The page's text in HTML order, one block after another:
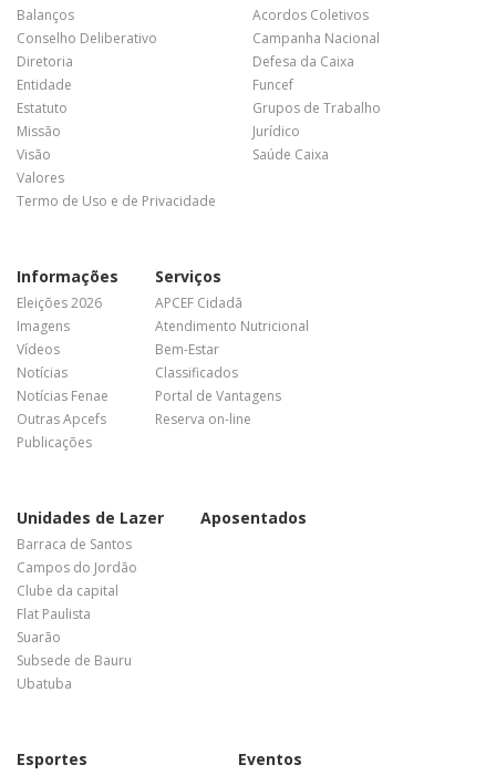
Balanços
Conselho Deliberativo
Diretoria
Entidade
Estatuto
Missão
Visão
Valores
Termo de Uso e de Privacidade
Acordos Coletivos
Campanha Nacional
Defesa da Caixa
Funcef
Grupos de Trabalho
Jurídico
Saúde Caixa
Informações
Eleições 2026
Imagens
Vídeos
Notícias
Notícias Fenae
Outras Apcefs
Publicações
Serviços
APCEF Cidadã
Atendimento Nutricional
Bem-Estar
Classificados
Portal de Vantagens
Reserva on-line
Unidades de Lazer
Barraca de Santos
Campos do Jordão
Clube da capital
Flat Paulista
Suarão
Subsede de Bauru
Ubatuba
Aposentados
Esportes Eventos